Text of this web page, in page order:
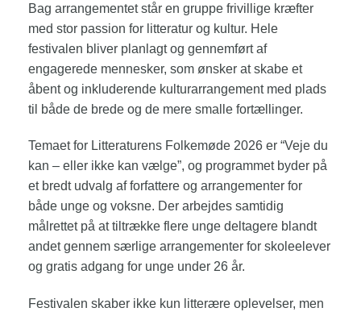
Bag arrangementet står en gruppe frivillige kræfter
med stor passion for litteratur og kultur. Hele
festivalen bliver planlagt og gennemført af
engagerede mennesker, som ønsker at skabe et
åbent og inkluderende kulturarrangement med plads
til både de brede og de mere smalle fortællinger.
Temaet for Litteraturens Folkemøde 2026 er “Veje du
kan – eller ikke kan vælge”, og programmet byder på
et bredt udvalg af forfattere og arrangementer for
både unge og voksne. Der arbejdes samtidig
målrettet på at tiltrække flere unge deltagere blandt
andet gennem særlige arrangementer for skoleelever
og gratis adgang for unge under 26 år.
Festivalen skaber ikke kun litterære oplevelser, men